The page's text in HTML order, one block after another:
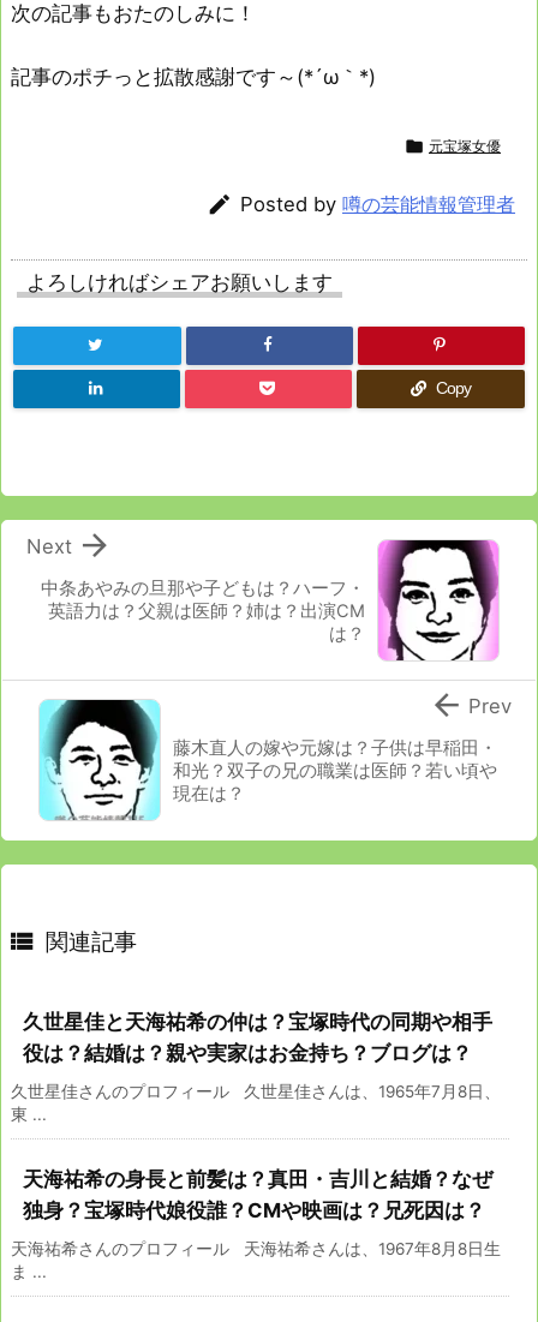
次の記事もおたのしみに！
記事のポチっと拡散感謝です～(*´ω｀*)
 元宝塚女優
 Posted by 噂の芸能情報管理者
よろしければシェアお願いします
Copy
中条あやみの旦那や子どもは？ハーフ・
英語力は？父親は医師？姉は？出演CM
は？

Next
藤木直人の嫁や元嫁は？子供は早稲田・
和光？双子の兄の職業は医師？若い頃や
現在は？
 Prev
 関連記事
久世星佳と天海祐希の仲は？宝塚時代の同期や相手
役は？結婚は？親や実家はお金持ち？ブログは？
久世星佳さんのプロフィール 久世星佳さんは、1965年7月8日、
東 ...
天海祐希の身長と前髪は？真田・吉川と結婚？なぜ
独身？宝塚時代娘役誰？CMや映画は？兄死因は？
天海祐希さんのプロフィール 天海祐希さんは、1967年8月8日生
ま ...